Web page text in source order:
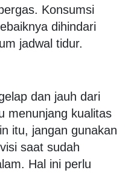
Konsumsi
dihindari
jadwal tidur.
dan jauh dari
menunjang kualitas
itu, jangan gunakan
saat sudah
Hal ini perlu